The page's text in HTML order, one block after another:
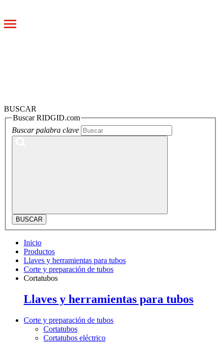
Toggle
BUSCAR
Buscar RIDGID.com
Buscar palabra clave
BUSCAR
Inicio
Productos
Llaves y herramientas para tubos
Corte y preparación de tubos
Cortatubos
Llaves y herramientas para tubos
Corte y preparación de tubos
Cortatubos
Cortatubos eléctrico